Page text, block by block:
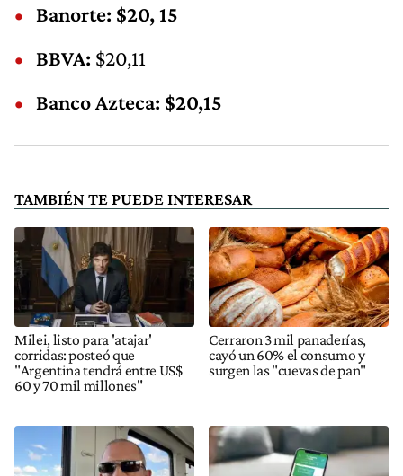
Banorte: $20, 15
BBVA: $20,11
Banco Azteca: $20,15
TAMBIÉN TE PUEDE INTERESAR
Milei, listo para 'atajar'
corridas: posteó que
"Argentina tendrá entre US$
60 y 70 mil millones"
Cerraron 3 mil panaderías,
cayó un 60% el consumo y
surgen las "cuevas de pan"